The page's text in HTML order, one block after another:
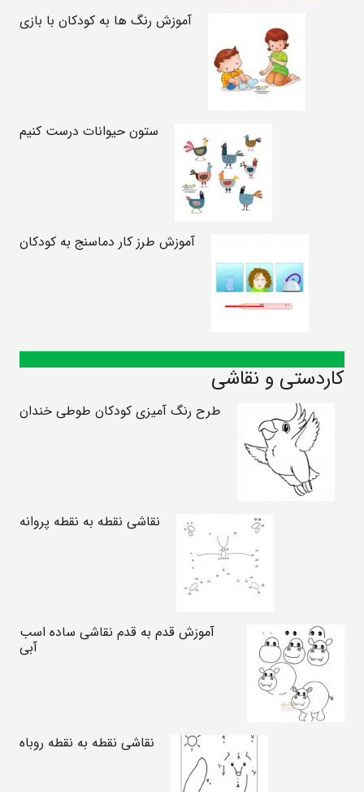
آموزش رنگ ها به کودکان با بازی
ستون حیوانات درست کنیم
آموزش طرز کار دماسنج به کودکان
کاردستی و نقاشی
طرح رنگ آمیزی کودکان طوطی خندان
نقاشی نقطه به نقطه پروانه
آموزش قدم به قدم نقاشی ساده اسب
آبی
نقاشی نقطه به نقطه روباه